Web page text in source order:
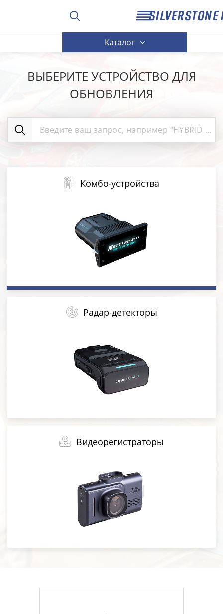
Каталог
ВЫБЕРИТЕ УСТРОЙСТВО ДЛЯ
ОБНОВЛЕНИЯ
Комбо-устройства
Радар-детекторы
Видеорегистраторы